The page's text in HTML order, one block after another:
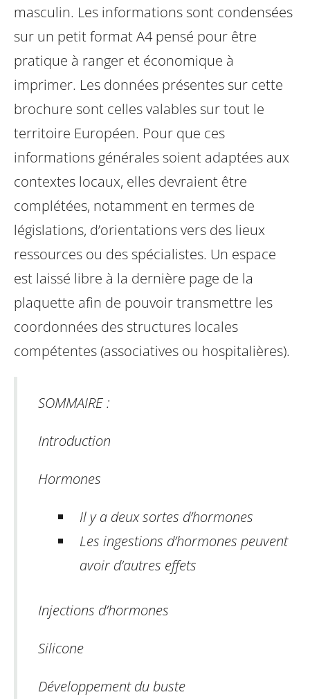
masculin. Les informations sont condensées
sur un petit format A4 pensé pour être
pratique à ranger et économique à
imprimer. Les données présentes sur cette
brochure sont celles valables sur tout le
territoire Européen. Pour que ces
informations générales soient adaptées aux
contextes locaux, elles devraient être
complétées, notamment en termes de
législations, d’orientations vers des lieux
ressources ou des spécialistes. Un espace
est laissé libre à la dernière page de la
plaquette afin de pouvoir transmettre les
coordonnées des structures locales
compétentes (associatives ou hospitalières).
SOMMAIRE :
Introduction
Hormones
Il y a deux sortes d’hormones
Les ingestions d’hormones peuvent
avoir d’autres effets
Injections d’hormones
Silicone
Développement du buste